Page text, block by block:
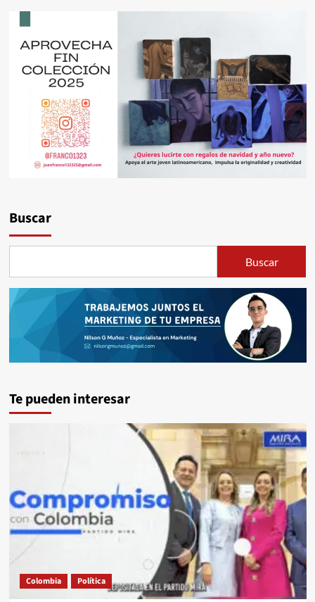
Buscar
Buscar
Te pueden interesar
Colombia Política